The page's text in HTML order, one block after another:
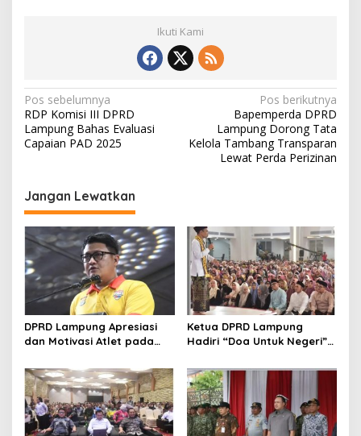
Ikuti Kami
N
a
v
g
a
s
i
p
o
s
Pos sebelumnya
RDP Komisi III DPRD
Lampung Bahas Evaluasi
Capaian PAD 2025
Pos berikutnya
Bapemperda DPRD
Lampung Dorong Tata
Kelola Tambang Transparan
Lewat Perda Perizinan
Jangan Lewatkan
DPRD Lampung Apresiasi
dan Motivasi Atlet pada
2026
Ketua DPRD Lampung
Hadiri “Doa Untuk Negeri”